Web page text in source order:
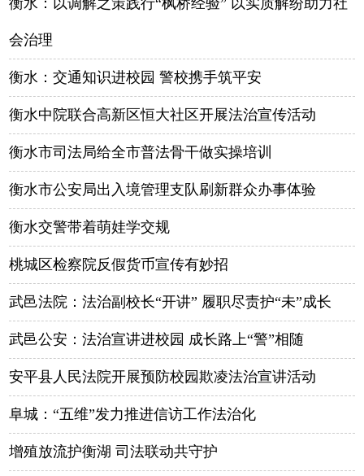
衡水：以调解之策践行“枫桥经验” 以实质解纷助力社
会治理
衡水：交通知识进校园 警校携手筑平安
衡水中院联合高新区恒大社区开展法治宣传活动
衡水市司法局给全市普法骨干做实操培训
衡水市公安局出入境管理支队刷新群众办事体验
衡水交警带着萌娃学交规
桃城区检察院反假货币宣传有妙招
武邑法院：法治副校长“开讲” 履职尽责护“未”成长
武邑公安：法治宣讲进校园 成长路上“警”相随
安平县人民法院开展预防校园欺凌法治宣讲活动
阜城：“五维”发力推进信访工作法治化
增殖放流护衡湖 司法联动共守护